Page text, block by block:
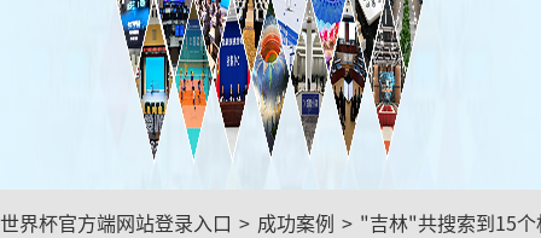
世界杯官方端网站登录入口 > 成功案例 > "吉林"共搜索到15